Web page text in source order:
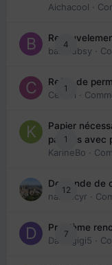
Aichacool ·
4
babibubsy ·
1
Refus de
Cedbri ·
1
Papier
parents avec
KarineBo ·
12
Demande de
nanancyr ·
7
Problème
Davidgigi5 ·